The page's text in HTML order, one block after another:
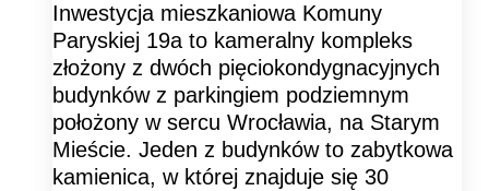
Inwestycja mieszkaniowa Komuny
Paryskiej 19a to kameralny kompleks
złożony z dwóch pięciokondygnacyjnych
budynków z parkingiem podziemnym
położony w sercu Wrocławia, na Starym
Mieście. Jeden z budynków to zabytkowa
kamienica, w której znajduje się 30